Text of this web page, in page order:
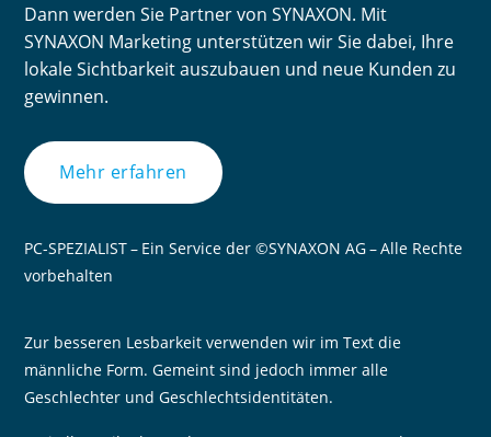
Dann werden Sie Partner von SYNAXON. Mit
SYNAXON Marketing unterstützen wir Sie dabei, Ihre
lokale Sichtbarkeit auszubauen und neue Kunden zu
gewinnen.
Mehr erfahren
PC-SPEZIALIST – Ein Service der ©SYNAXON AG – Alle Rechte
vorbehalten
Zur besseren Lesbarkeit verwenden wir im Text die
männliche Form. Gemeint sind jedoch immer alle
Geschlechter und Geschlechtsidentitäten.